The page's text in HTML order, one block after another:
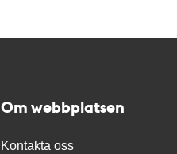
Om webbplatsen
Kontakta oss